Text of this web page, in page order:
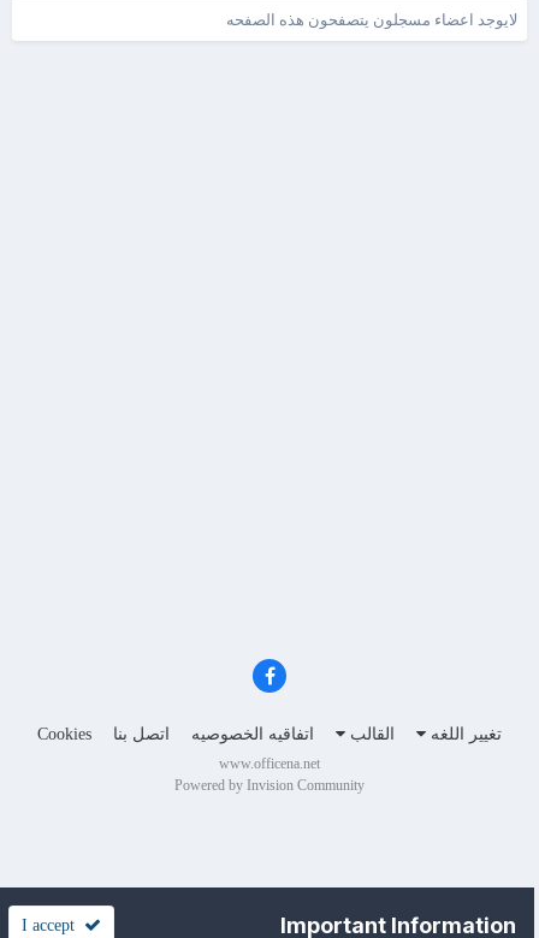
لايوجد اعضاء مسجلون يتصفحون هذه الصفحه
تغيير اللغه القالب اتفاقيه الخصوصيه اتصل بنا Cookies
www.officena.net
Powered by Invision Community
Important Information
I accept